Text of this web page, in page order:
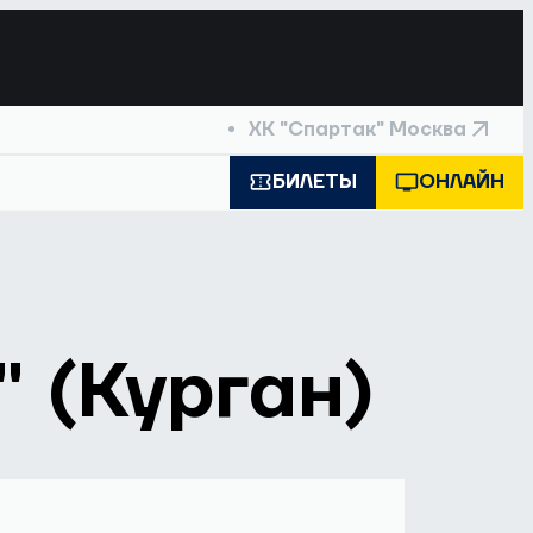
ХК "Спартак" Москва
БИЛЕТЫ ОНЛАЙН
(Курган)